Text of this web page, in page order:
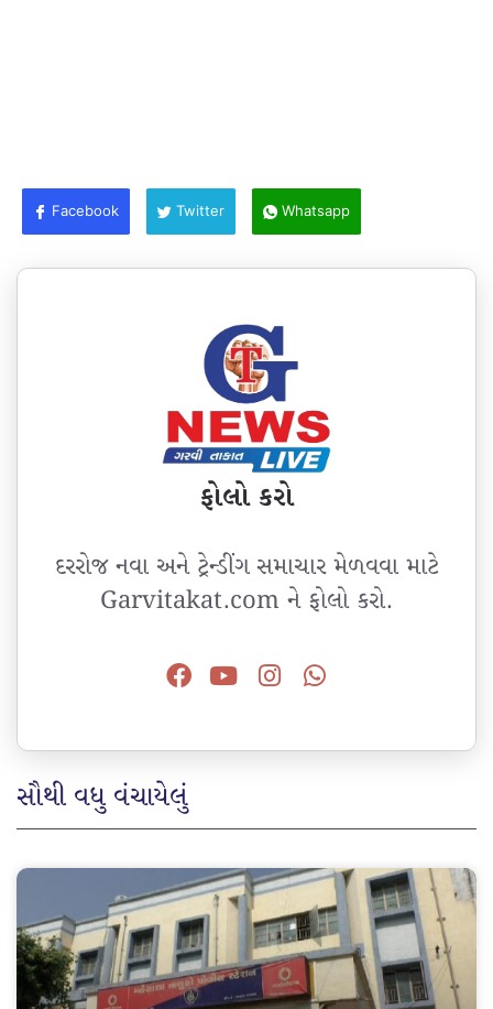
Facebook Twitter Whatsapp
ફોલો કરો
દરરોજ નવા અને ટ્રેન્ડીંગ સમાચાર મેળવવા માટે
Garvitakat.com ને ફોલો કરો.
સૌથી વધુ વંચાયેલું